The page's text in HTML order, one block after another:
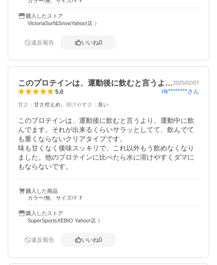
購入したストア
VictoriaSurf&SnowYahoo!店
違反報告 いいね0
このプロテインは、運動後に飲むと言うよ…2025/02/07
5.0 rik********さん
甘さ ： 甘さ控えめ 溶けやすさ ： 良い
このプロテインは、運動後に飲むと言うより、運動中に飲
んでます。それが出来るくらいサラッとしてて、飲んでて
も重くならないクリアタイプです。
味も甘くなく後味スッキリで、これ以外もう飲めなくなり
ました。他のプロテインに比べたら水に溶けやすくダマに
もならないです。
購入した商品
カラー/無、サイズ/ＦＦ
購入したストア
SuperSportsXEBIO Yahoo!店
違反報告 いいね0